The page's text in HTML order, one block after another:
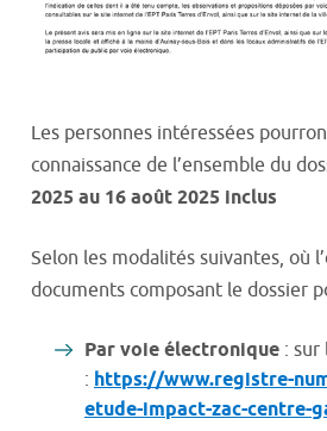
Les personnes intéressées
connaissance de l’ensemble du
2025 au 16 août 2025 inclus
Selon les modalités suivantes, où
documents composant le dossier
Par voie électronique : sur
: https://www.registre-
etude-impact-zac-centre-